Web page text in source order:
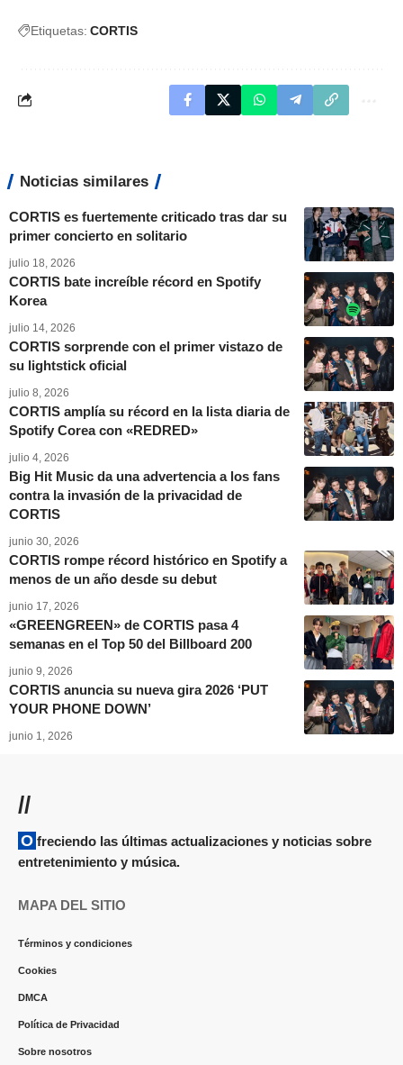
Etiquetas: CORTIS
Noticias similares
CORTIS es fuertemente criticado tras dar su
primer concierto en solitario
julio 18, 2026
CORTIS bate increíble récord en Spotify
Korea
julio 14, 2026
CORTIS sorprende con el primer vistazo de
su lightstick oficial
julio 8, 2026
CORTIS amplía su récord en la lista diaria de
Spotify Corea con «REDRED»
julio 4, 2026
Big Hit Music da una advertencia a los fans
contra la invasión de la privacidad de
CORTIS
junio 30, 2026
CORTIS rompe récord histórico en Spotify a
menos de un año desde su debut
junio 17, 2026
«GREENGREEN» de CORTIS pasa 4
semanas en el Top 50 del Billboard 200
junio 9, 2026
CORTIS anuncia su nueva gira 2026 ‘PUT
YOUR PHONE DOWN’
junio 1, 2026
//
Ofreciendo las últimas actualizaciones y noticias sobre
entretenimiento y música.
MAPA DEL SITIO
Términos y condiciones
Cookies
DMCA
Política de Privacidad
Sobre nosotros